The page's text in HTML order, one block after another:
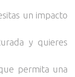
un impacto
y quieres
permita una